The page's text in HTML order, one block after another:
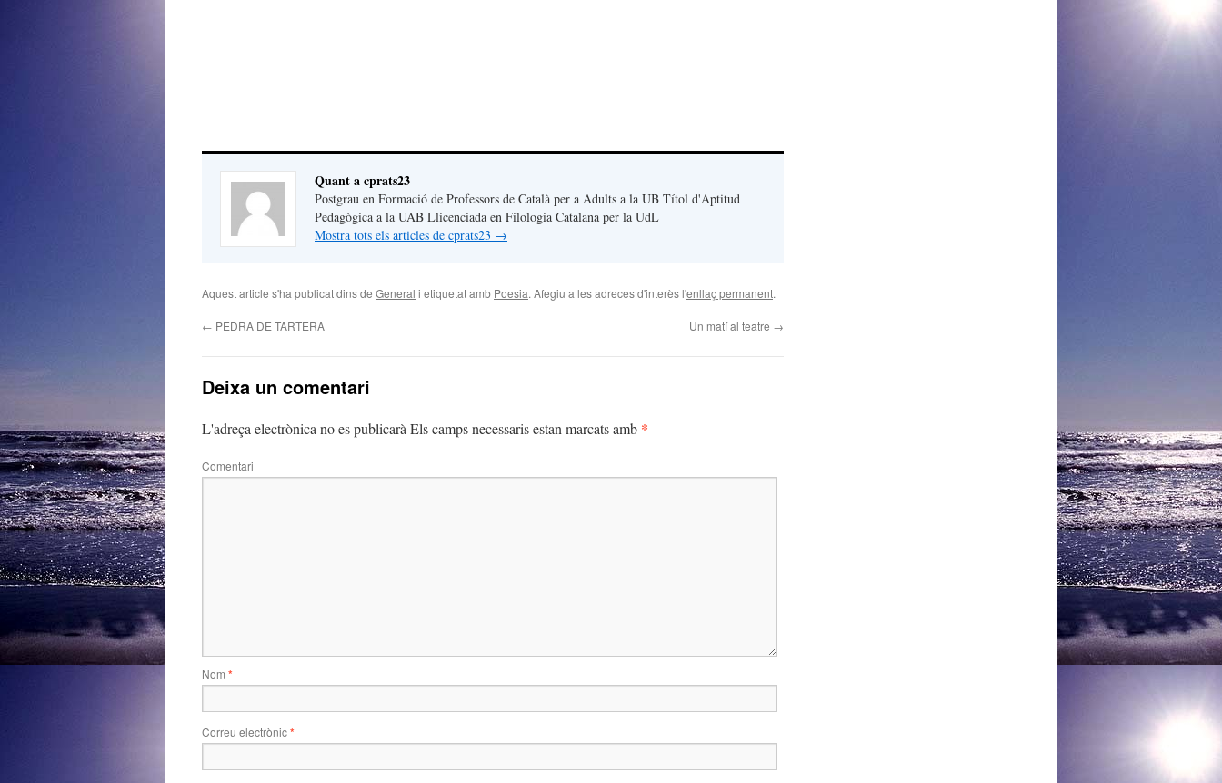
Quant a cprats23
Postgrau en Formació de Professors de Català per a Adults a la UB Títol d'Aptitud
Pedagògica a la UAB Llicenciada en Filologia Catalana per la UdL
Mostra tots els articles de cprats23 →
Aquest article s'ha publicat dins de General i etiquetat amb Poesia. Afegiu a les adreces d'interès l'enllaç permanent.
← PEDRA DE TARTERA Un matí al teatre →
Deixa un comentari
L'adreça electrònica no es publicarà Els camps necessaris estan marcats amb *
Comentari
Nom *
Correu electrònic*